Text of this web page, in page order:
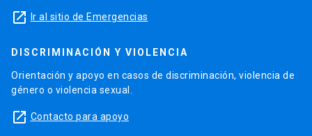
launch Ir al sitio de Emergencias
DISCRIMINACIÓN Y VIOLENCIA
Orientación y apoyo en casos de discriminación, violencia de
género o violencia sexual.
launch Contacto para apoyo